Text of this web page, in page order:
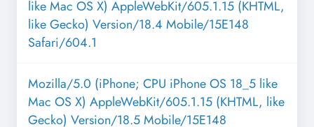
like Mac OS X) AppleWebKit/605.1.15 (KHTML,
like Gecko) Version/18.4 Mobile/15E148
Safari/604.1
Mozilla/5.0 (iPhone; CPU iPhone OS 18_5 like
Mac OS X) AppleWebKit/605.1.15 (KHTML, like
Gecko) Version/18.5 Mobile/15E148